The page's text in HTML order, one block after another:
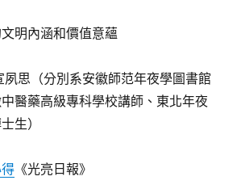
明內涵和價值意蘊
夙思（分別系安徽師范年夜學圖書館
醫藥高級專科學校講師、東北年夜
生）
《光亮日報》